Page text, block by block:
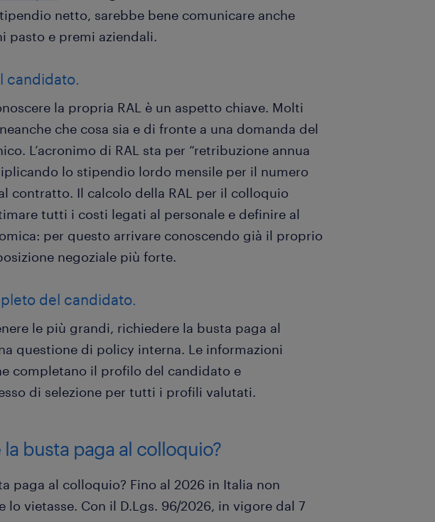
netto, sarebbe bene comunicare anche
pasto e premi aziendali.
candidato.
la propria RAL è un aspetto chiave. Molti
che cosa sia e di fronte a una domanda del
L’acronimo di RAL sta per “retribuzione annua
lo stipendio lordo mensile per il numero
contratto. Il calcolo della RAL per il colloquio
tutti i costi legati al personale e definire al
per questo arrivare conoscendo già il proprio
negoziale più forte.
del candidato.
le più grandi, richiedere la busta paga al
questione di policy interna. Le informazioni
completano il profilo del candidato e
di selezione per tutti i profili valutati.
busta paga al colloquio?
paga al colloquio? Fino al 2026 in Italia non
lo vietasse. Con il D.Lgs. 96/2026, in vigore dal 7